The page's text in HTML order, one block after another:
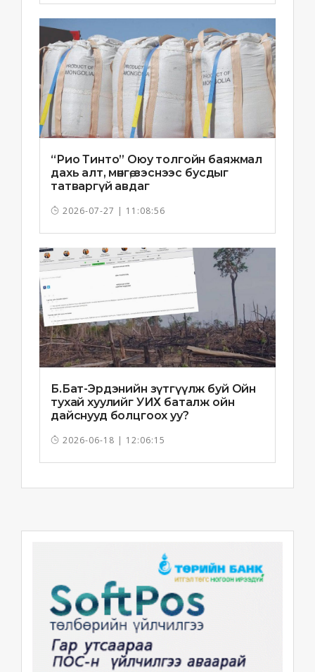
“Рио Тинто” Оюу толгойн баяжмал
дахь алт, мөнгө, зэснээс бусдыг
татваргүй авдаг
2026-07-27 | 11:08:56
Б.Бат-Эрдэнийн зүтгүүлж буй Ойн
тухай хуулийг УИХ баталж ойн
дайснууд болцгоох уу?
2026-06-18 | 12:06:15